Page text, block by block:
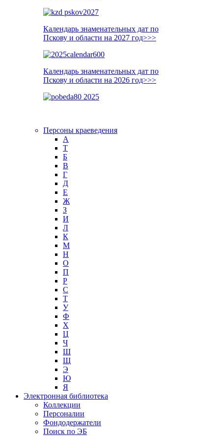
Календарь знаменательных дат по
Пскову и области на 2027 год>>>
Календарь знаменательных дат по
Пскову и области на 2026 год>>>
Персоны краеведения
А
T
Б
В
Г
Д
Е
Ж
З
И
Л
К
М
Н
О
П
Р
С
Т
У
Ф
Х
Ц
Ч
Ш
Щ
Э
Ю
Я
Электронная библиотека
Коллекции
Персоналии
Фондодержатели
Поиск по ЭБ